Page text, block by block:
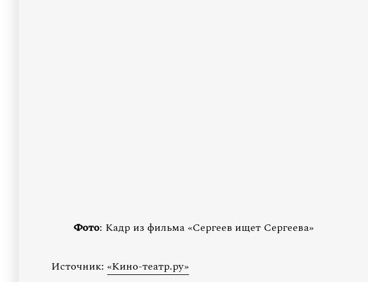
Фото: Кадр из фильма «Сергеев ищет Сергеева»
Источник: «Кино-театр.ру»